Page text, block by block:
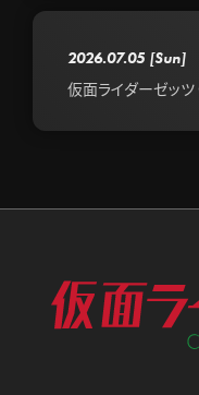
2026.07.05 [Sun]
仮面ライダーゼッツ